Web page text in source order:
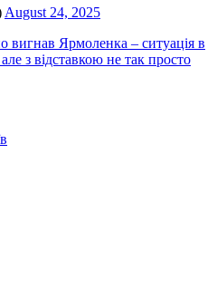
August 24, 2025
Ярмоленка – ситуація в
з відставкою не так просто